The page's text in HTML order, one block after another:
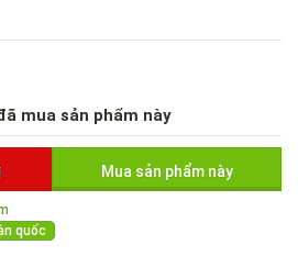
mua sản phẩm này
Mua sản phẩm này
quốc